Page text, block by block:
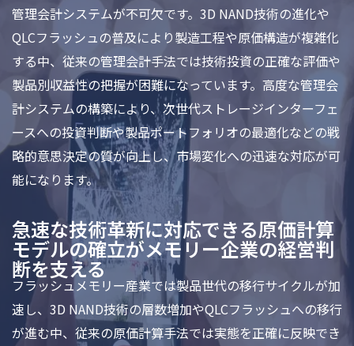
管理会計システムが不可欠です。3D NAND技術の進化や
QLCフラッシュの普及により製造工程や原価構造が複雑化
する中、従来の管理会計手法では技術投資の正確な評価や
製品別収益性の把握が困難になっています。高度な管理会
計システムの構築により、次世代ストレージインターフェ
ースへの投資判断や製品ポートフォリオの最適化などの戦
略的意思決定の質が向上し、市場変化への迅速な対応が可
能になります。
急速な技術革新に対応できる原価計算
モデルの確立がメモリー企業の経営判
断を支える
フラッシュメモリー産業では製品世代の移行サイクルが加
速し、3D NAND技術の層数増加やQLCフラッシュへの移行
が進む中、従来の原価計算手法では実態を正確に反映でき